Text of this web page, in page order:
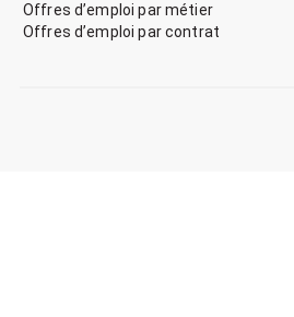
Offres d’emploi par métier
Offres d’emploi par contrat